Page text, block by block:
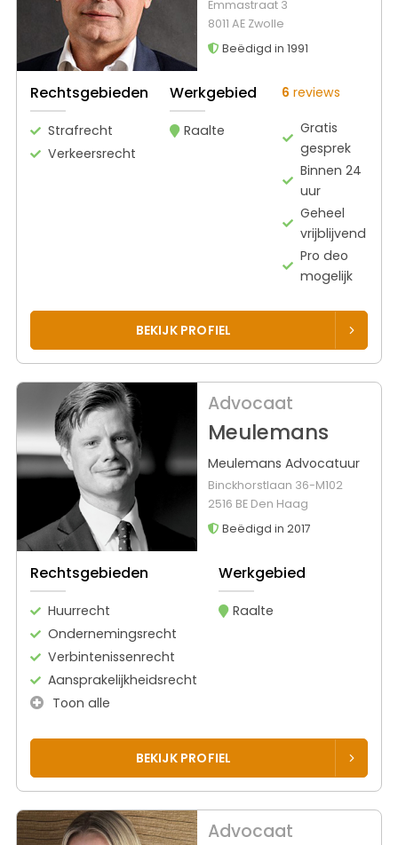
Emmastraat 3
8011 AE Zwolle
Beëdigd in 1991
Rechtsgebieden
Strafrecht
Verkeersrecht
Werkgebied
Raalte
6 reviews
Gratis
gesprek
Binnen 24
uur
Geheel
vrijblijvend
Pro deo
mogelijk
BEKIJK PROFIEL
Advocaat
Meulemans
Meulemans Advocatuur
Binckhorstlaan 36-M102
2516 BE Den Haag
Beëdigd in 2017
Rechtsgebieden
Huurrecht
Ondernemingsrecht
Verbintenissenrecht
Aansprakelijkheidsrecht
Toon alle
Werkgebied
Raalte
BEKIJK PROFIEL
Advocaat